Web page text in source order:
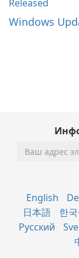
Windows
English
日本語
한
Русский